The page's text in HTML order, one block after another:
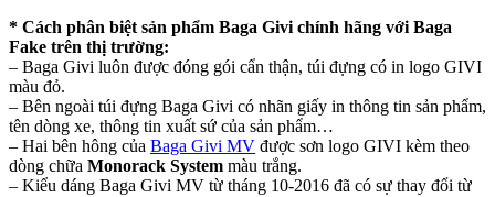
* Cách phân biệt sản phẩm Baga Givi chính hãng với Baga
Fake trên thị trường:
– Baga Givi luôn được đóng gói cẩn thận, túi đựng có in logo GIVI
màu đỏ.
– Bên ngoài túi đựng Baga Givi có nhãn giấy in thông tin sản phẩm,
tên dòng xe, thông tin xuất sứ của sản phẩm…
– Hai bên hông của Baga Givi MV được sơn logo GIVI kèm theo
dòng chữa Monorack System màu trắng.
– Kiểu dáng Baga Givi MV từ tháng 10-2016 đã có sự thay đổi từ